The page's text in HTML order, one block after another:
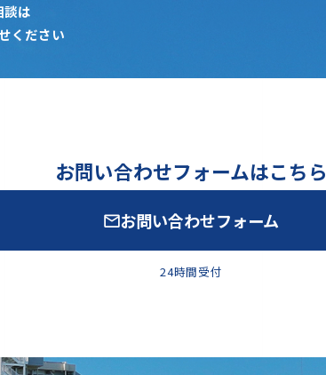
談は
ください
お問い合わせフォームはこちら
お問い合わせフォーム
24時間受付